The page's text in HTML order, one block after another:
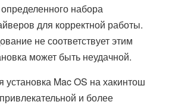
набора
для корректной работы.
не соответствует этим
может быть неудачной.
установка Mac OS на хакинтош
и более